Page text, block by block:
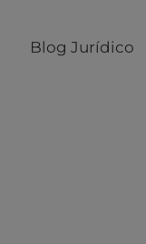
Blog Jurídico